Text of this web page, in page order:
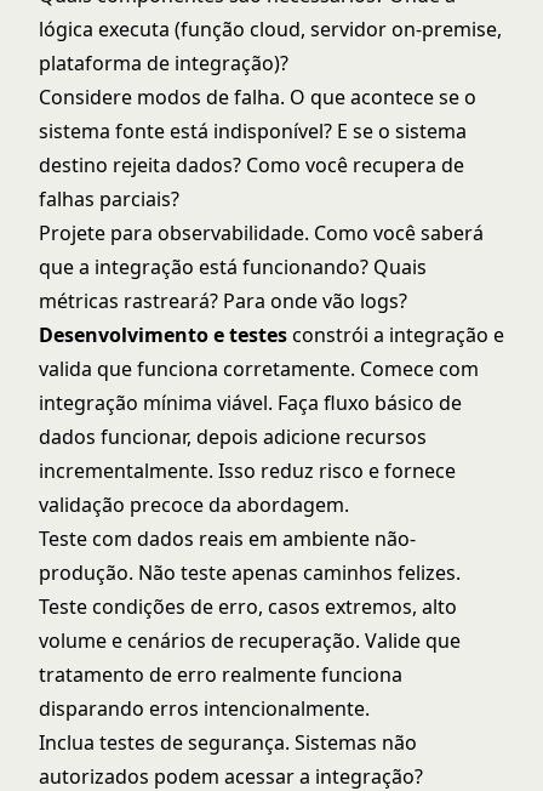
lógica executa (função cloud, servidor on-premise,
plataforma de integração)?
Considere modos de falha. O que acontece se o
sistema fonte está indisponível? E se o sistema
destino rejeita dados? Como você recupera de
falhas parciais?
Projete para observabilidade. Como você saberá
que a integração está funcionando? Quais
métricas rastreará? Para onde vão logs?
Desenvolvimento e testesconstrói a integração e
valida que funciona corretamente. Comece com
integração mínima viável. Faça fluxo básico de
dados funcionar, depois adicione recursos
incrementalmente. Isso reduz risco e fornece
validação precoce da abordagem.
Teste com dados reais em ambiente não-
produção. Não teste apenas caminhos felizes.
Teste condições de erro, casos extremos, alto
volume e cenários de recuperação. Valide que
tratamento de erro realmente funciona
disparando erros intencionalmente.
Inclua testes de segurança. Sistemas não
autorizados podem acessar a integração?